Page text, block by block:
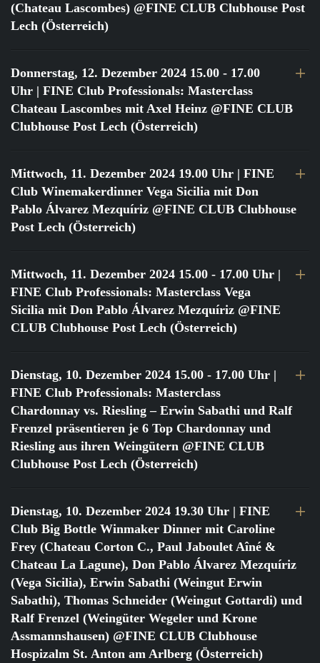
(Chateau Lascombes) @FINE CLUB Clubhouse Post
Lech (Österreich)
Donnerstag, 12. Dezember 2024 15.00 - 17.00
Uhr | FINE Club Professionals: Masterclass
Chateau Lascombes mit Axel Heinz @FINE CLUB
Clubhouse Post Lech (Österreich)
Mittwoch, 11. Dezember 2024 19.00 Uhr | FINE
Club Winemakerdinner Vega Sicilia mit Don
Pablo Álvarez Mezquíriz @FINE CLUB Clubhouse
Post Lech (Österreich)
Mittwoch, 11. Dezember 2024 15.00 - 17.00 Uhr |
FINE Club Professionals: Masterclass Vega
Sicilia mit Don Pablo Álvarez Mezquíriz @FINE
CLUB Clubhouse Post Lech (Österreich)
Dienstag, 10. Dezember 2024 15.00 - 17.00 Uhr |
FINE Club Professionals: Masterclass
Chardonnay vs. Riesling – Erwin Sabathi und Ralf
Frenzel präsentieren je 6 Top Chardonnay und
Riesling aus ihren Weingütern @FINE CLUB
Clubhouse Post Lech (Österreich)
Dienstag, 10. Dezember 2024 19.30 Uhr | FINE
Club Big Bottle Winmaker Dinner mit Caroline
Frey (Chateau Corton C., Paul Jaboulet Aîné &
Chateau La Lagune), Don Pablo Álvarez Mezquíriz
(Vega Sicilia), Erwin Sabathi (Weingut Erwin
Sabathi), Thomas Schneider (Weingut Gottardi) und
Ralf Frenzel (Weingüter Wegeler und Krone
Assmannshausen) @FINE CLUB Clubhouse
Hospizalm St. Anton am Arlberg (Österreich)